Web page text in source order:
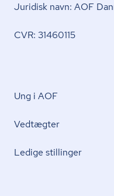
Juridisk navn: AOF
CVR: 31460115
Ung i AOF
Vedtægter
Ledige stillinger